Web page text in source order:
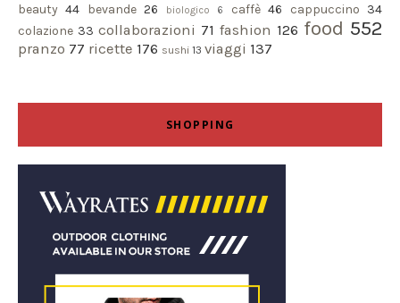
beauty 44 bevande 26 biologico 6 caffè 46 cappuccino 34
colazione 33 collaborazioni 71 fashion 126 food 552
pranzo 77 ricette 176 sushi 13 viaggi 137
SHOPPING